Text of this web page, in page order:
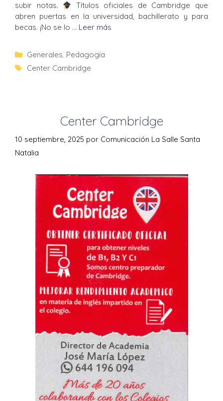
subir notas.
Títulos oficiales de Cambridge que
abren puertas en la universidad, bachillerato y para
becas. ¡No se lo … Leer más
Generales, Pedagogía
Center Cambridge
Center Cambridge
10 septiembre, 2025 por Comunicación La Salle Santa
Natalia